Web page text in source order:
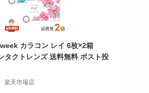
カラコン レイ 6枚×2箱
タクトレンズ 送料無料 ポスト投
楽天市場店